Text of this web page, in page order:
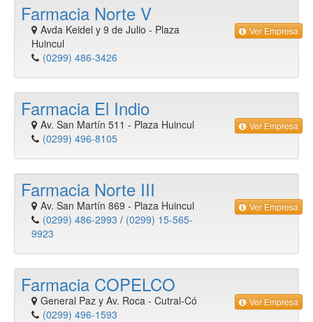
Farmacia Norte V
Avda Keidel y 9 de Julio - Plaza
Huincul
(0299) 486-3426
Ver Empresa
Farmacia El Indio
Av. San Martín 511 - Plaza Huincul
(0299) 496-8105
Ver Empresa
Farmacia Norte III
Av. San Martín 869 - Plaza Huincul
(0299) 486-2993 / (0299) 15-565-
9923
Ver Empresa
Farmacia COPELCO
General Paz y Av. Roca - Cutral-Có
(0299) 496-1593
Ver Empresa